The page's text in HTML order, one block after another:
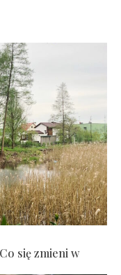
się zmieni w